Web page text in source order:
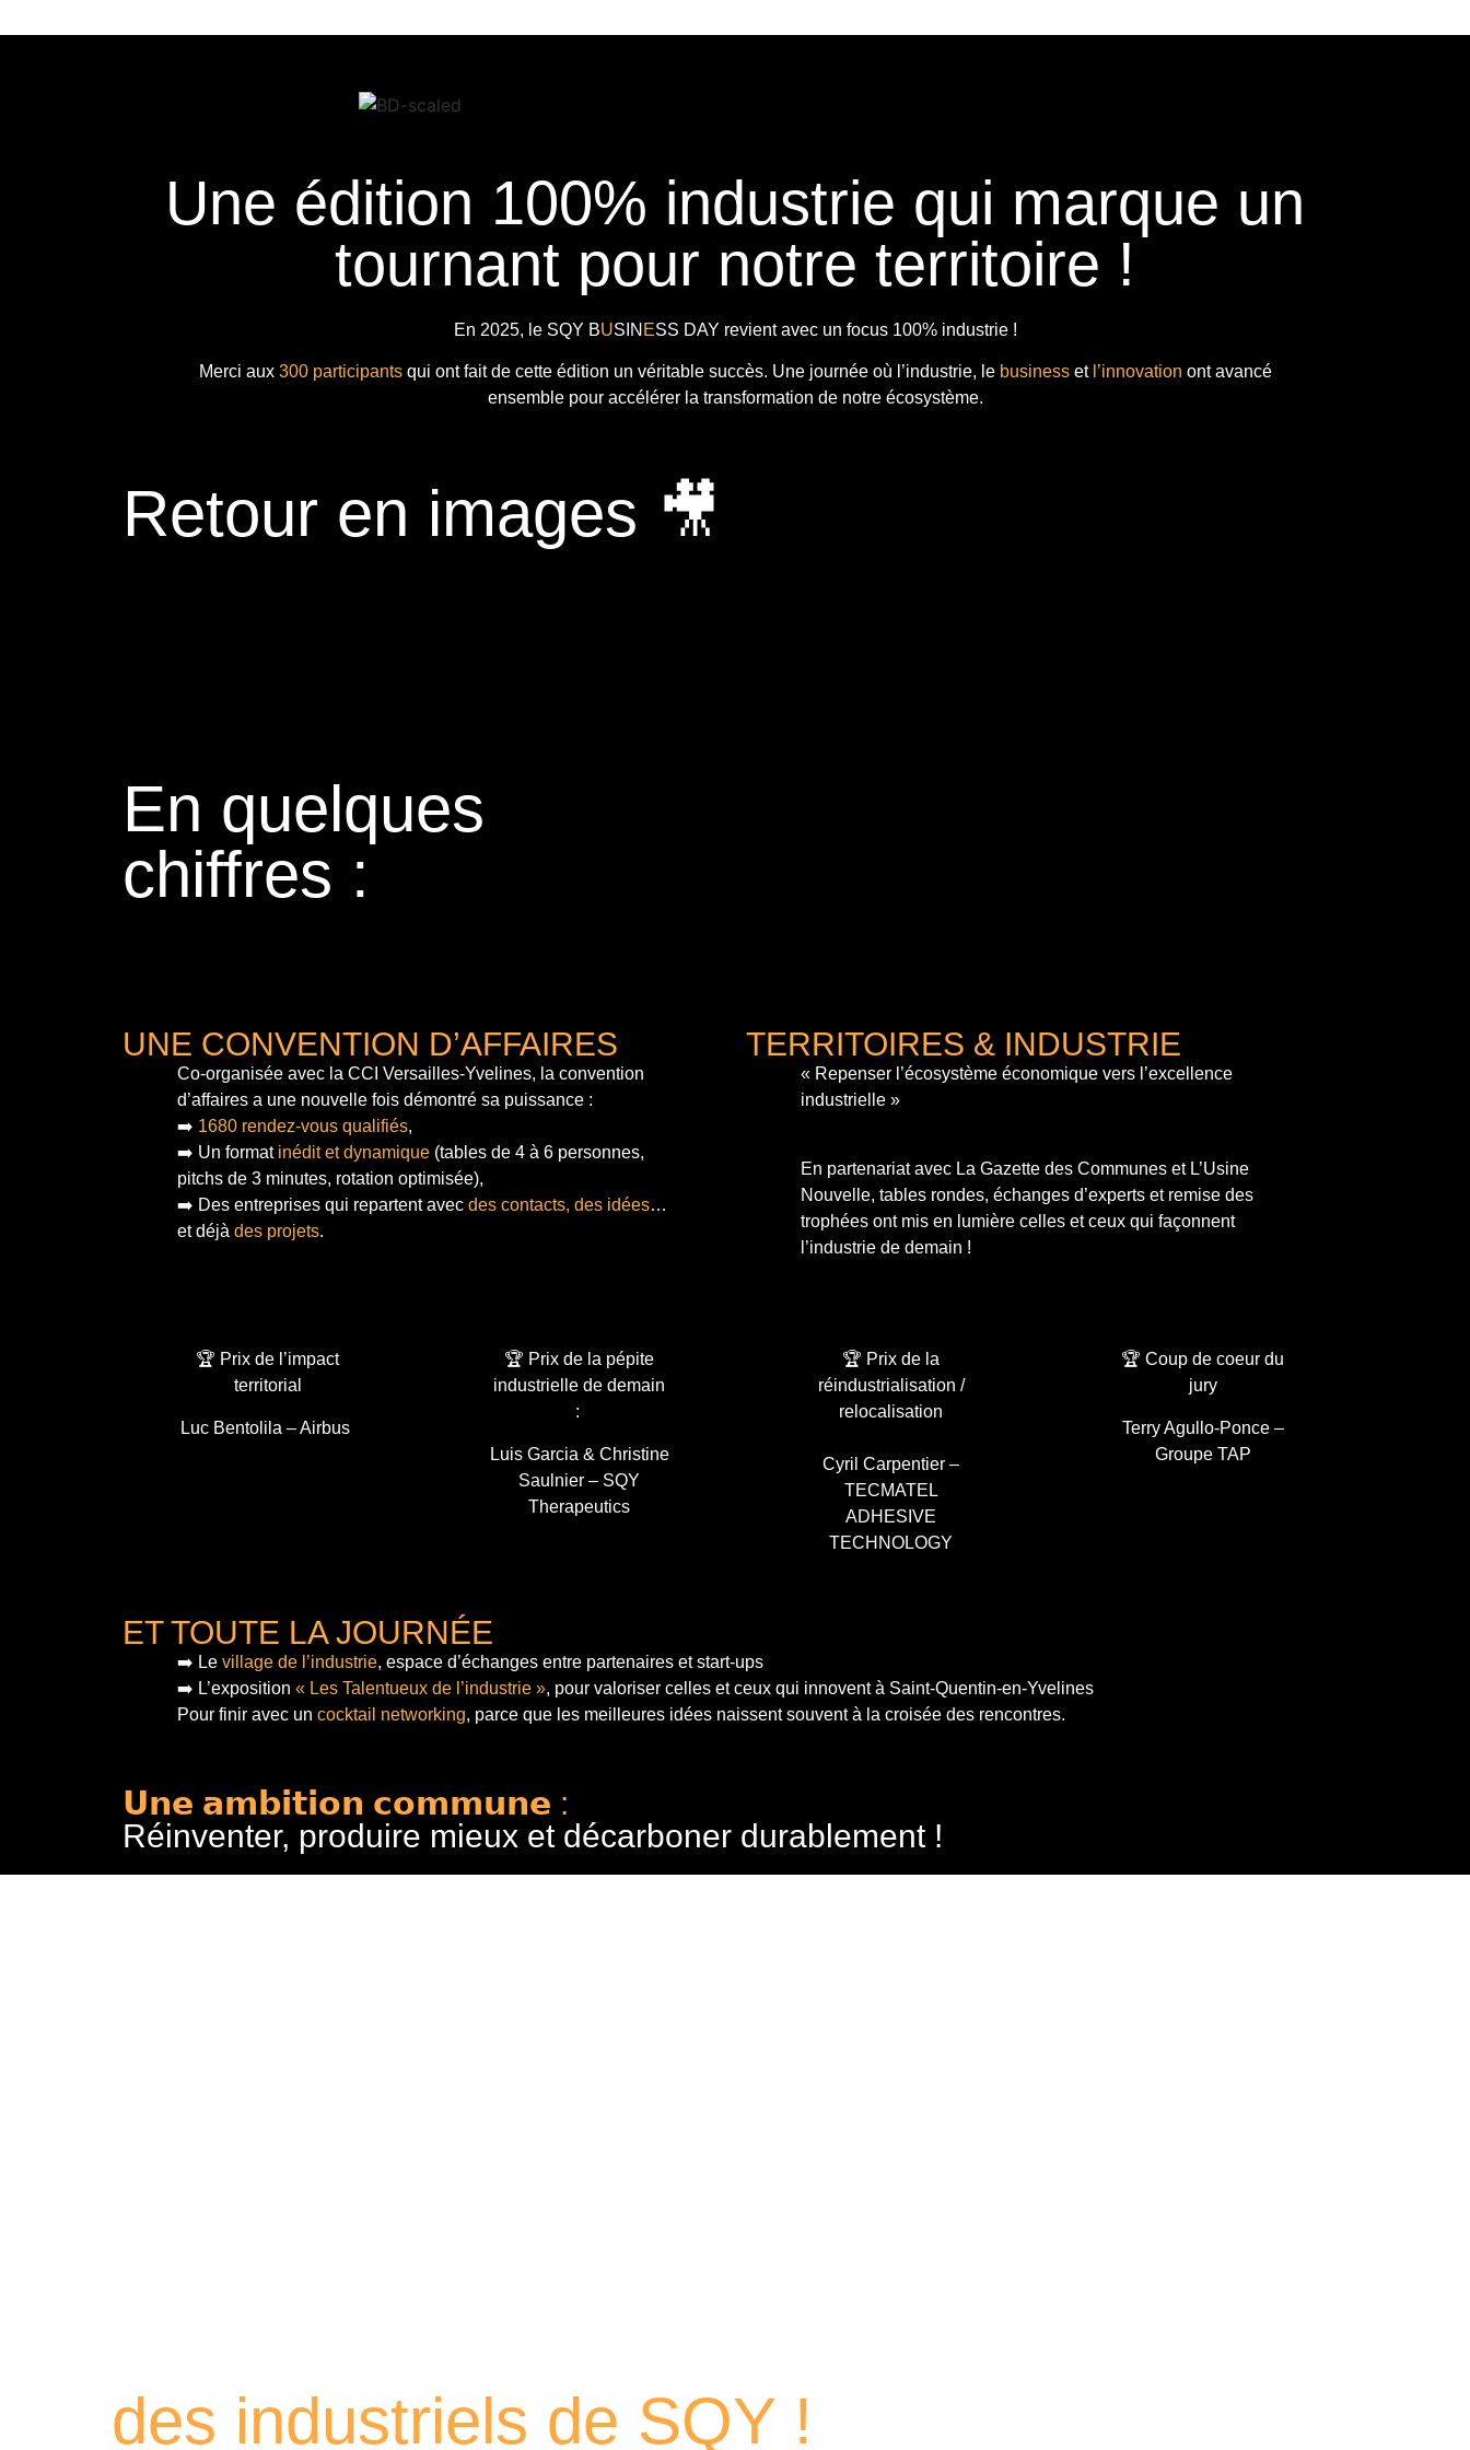
Une édition 100% industrie qui marque un
tournant pour notre territoire !
En 2025, le SQY BUSIN ESS DAY revient avec un focus 100% industrie !
Merci aux 300 participantsqui ont fait de cette édition un véritable succès. Une journée où l’industrie, le businesset l’innovation ont avancé
ensemble pour accélérer la transformation de notre écosystème.
Retour en images 🎥
En quelques
chiffres :
UNE CONVENTION D’AFFAIRES
Co-organisée avec la CCI Versailles-Yvelines, la convention
d’affaires a une nouvelle fois démontré sa puissance :
➡️ 1680 rendez-vous qualifiés,
➡️ Un format inédit et dynamique (tables de 4 à 6 personnes,
pitchs de 3 minutes, rotation optimisée),
➡️ Des entreprises qui repartent avec des contacts, des idées…
et déjà des projets.
TERRITOIRES & INDUSTRIE
« Repenser l’écosystème économique vers l’excellence
industrielle »
En partenariat avec La Gazette des Communes et L’Usine
Nouvelle, tables rondes, échanges d’experts et remise des
trophées ont mis en lumière celles et ceux qui façonnent
l’industrie de demain !
🏆 Prix de l’impact
territorial
Luc Bentolila – Airbus
🏆 Prix de la pépite
industrielle de demain
:
Luis Garcia & Christine
Saulnier – SQY
Therapeutics
🏆 Prix de la
réindustrialisation /
relocalisation
Cyril Carpentier –
TECMATEL
ADHESIVE
TECHNOLOGY
🏆 Coup de coeur du
jury
Terry Agullo-Ponce –
Groupe TAP
ET TOUTE LA JOURNÉE
➡️ Le village de l’industrie, espace d’échanges entre partenaires et start-ups
➡️ L’exposition « Les Talentueux de l’industrie », pour valoriser celles et ceux qui innovent à Saint-Quentin-en-Yvelines
Pour finir avec un cocktail networking, parce que les meilleures idées naissent souvent à la croisée des rencontres.
𝗨𝗻𝗲 𝗮𝗺𝗯𝗶𝘁𝗶𝗼𝗻 𝗰𝗼𝗺𝗺𝘂𝗻𝗲 :
Réinventer, produire mieux et décarboner durablement !
des industriels de SQY !